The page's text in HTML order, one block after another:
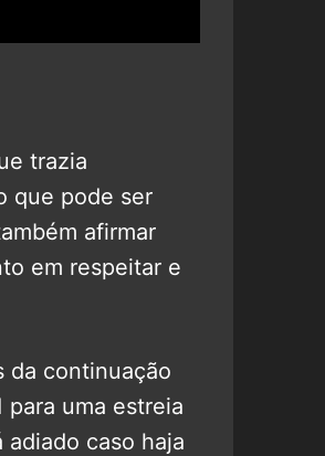
trazia
que pode ser
afirmar
em respeitar e
da continuação
para uma estreia
caso haja